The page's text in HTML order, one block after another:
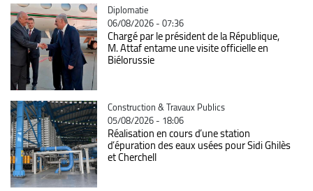
Catégorie
Diplomatie
06/08/2026 - 07:36
Chargé par le président de la République,
M. Attaf entame une visite officielle en
Biélorussie
Catégorie
Construction & Travaux Publics
05/08/2026 - 18:06
Réalisation en cours d’une station
d’épuration des eaux usées pour Sidi Ghilès
et Cherchell